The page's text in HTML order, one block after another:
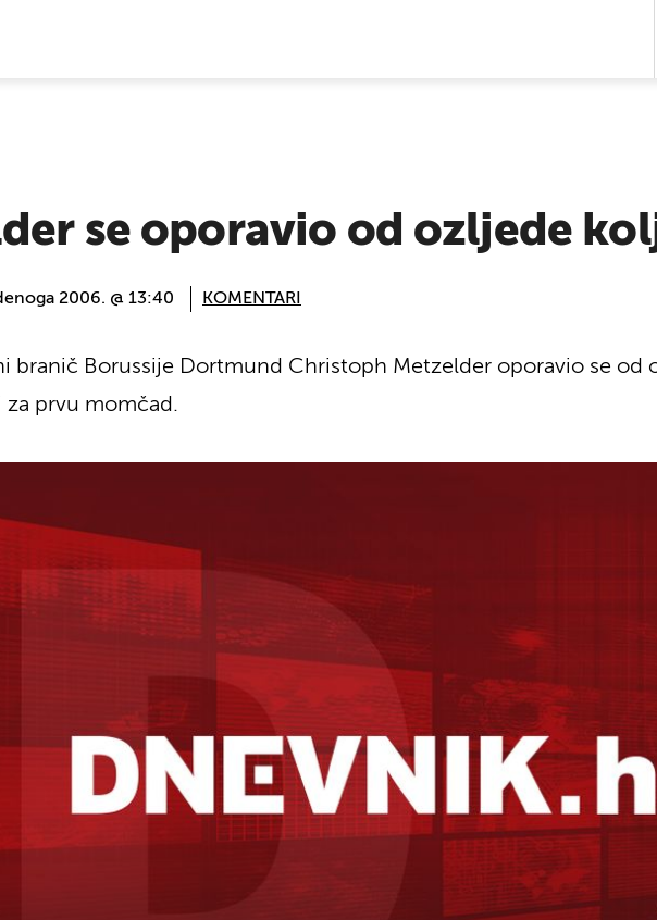
se oporavio od ozljede
2006. @ 13:40 KOMENTARI
branič Borussije Dortmund Christoph Metzelder oporavio se od
za prvu momčad.